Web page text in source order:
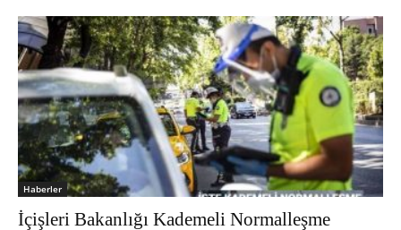
Haberler
İçişleri Bakanlığı Kademeli Normalleşme